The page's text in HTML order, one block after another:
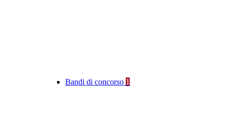
Bandi di concorso 1